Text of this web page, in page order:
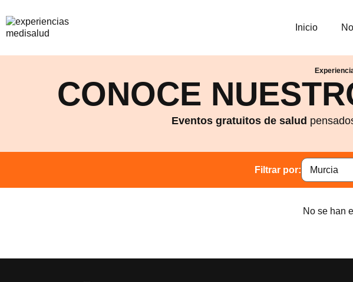
Inicio
CONOCE
Eventos gratuitos de salud
Filtrar por:
No se han